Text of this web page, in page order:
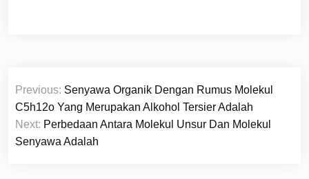
Navigasi
pos
Previous: Senyawa Organik Dengan Rumus Molekul
C5h12o Yang Merupakan Alkohol Tersier Adalah
Next: Perbedaan Antara Molekul Unsur Dan Molekul
Senyawa Adalah